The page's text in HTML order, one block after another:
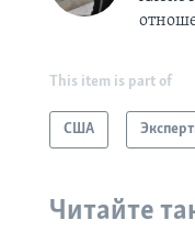
This item is part of
США
Читайте